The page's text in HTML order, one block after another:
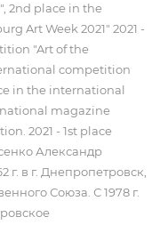
2nd place in the
Art Week 2021" 2021 -
"Art of the
competition
in the international
magazine
2021 - 1st place
Александр
в г. Днепропетровск,
Союза. С 1978 г.